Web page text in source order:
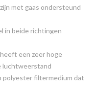
met gaas ondersteund
in beide richtingen
een zeer hoge
luchtweerstand
polyester filtermedium dat